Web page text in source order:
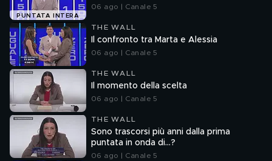
PUNTATA INTERA
06 ago | Canale 5
THE WALL
Il confronto tra Marta e Alessia
06 ago | Canale 5
THE WALL
Il momento della scelta
06 ago | Canale 5
THE WALL
Sono trascorsi più anni dalla prima
puntata in onda di...?
06 ago | Canale 5